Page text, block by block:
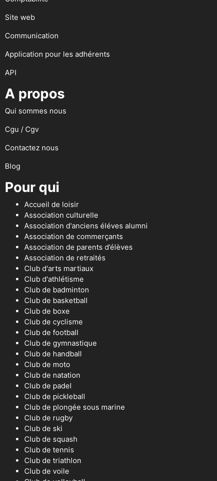
Site web
Communication
Application pour les adhérents
API
A propos
Qui sommes nous
Cgu / Cgv
Contactez nous
Blog
Pour qui
Accueil de loisir
Association culturelle
Association d'anciens éléves alumni
Association de commerçants
Association de parents d’élèves
Association de retraités
Club d'arts martiaux
Club d'athlétisme
Club de badminton
Club de basketball
Club de boxe
Club de cyclisme
Club de football
Club de gymnastique
Club de handball
Club de moto
Club de natation
Club de padel
Club de pickleball
Club de plongée sous marine
Club de rugby
Club de ski
Club de squash
Club de tennis
Club de triathlon
Club de voile